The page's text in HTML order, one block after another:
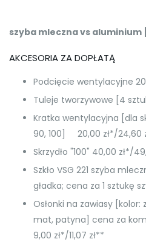
szyba mleczna vs aluminium
AKCESORIA ZA DOPŁATĄ
Podcięcie wentylacyjne
Tuleje tworzywowe [4
Kratka wentylacyjna [dla
90, 100] 20,00 zł*/
Skrzydło "100" 40,00 zł*/
Szkło VSG 221 szyba
gładka; cena za 1 sztukę
Osłonki na zawiasy
mat, patyna] cena za
9,00 zł*/11,07 zł**